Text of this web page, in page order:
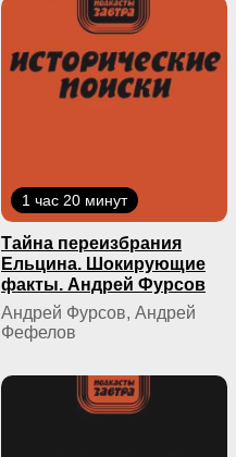
1 час 20 минут
Тайна переизбрания
Ельцина. Шокирующие
факты. Андрей Фурсов
Андрей Фурсов, Андрей
Фефелов